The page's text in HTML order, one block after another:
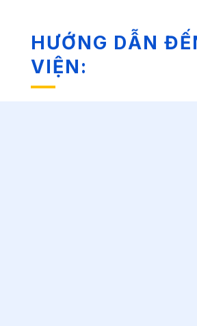
HƯỚNG DẪN
VIỆN: